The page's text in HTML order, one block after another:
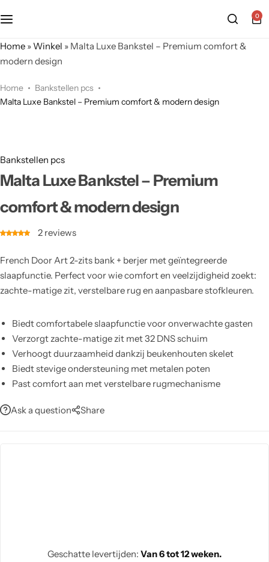
0
Home »Winkel » Malta Luxe Bankstel – Premium comfort &
modern design
Home
Bankstellen pcs
Malta Luxe Bankstel – Premium comfort & modern design
Bankstellen pcs
Malta Luxe Bankstel – Premium
comfort & modern design
2 reviews
French Door Art 2-zits bank + berjer met geïntegreerde
slaapfunctie. Perfect voor wie comfort en veelzijdigheid zoekt:
zachte-matige zit, verstelbare rug en aanpasbare stofkleuren.
Biedt comfortabele slaapfunctie voor onverwachte gasten
Verzorgt zachte-matige zit met 32 DNS schuim
Verhoogt duurzaamheid dankzij beukenhouten skelet
Biedt stevige ondersteuning met metalen poten
Past comfort aan met verstelbare rugmechanisme
Onderhoud eenvoudig; enkel afnemen met vochtige doek,
Ask a question Share
Geschatte levertijden: Van 6 tot 12 weken.